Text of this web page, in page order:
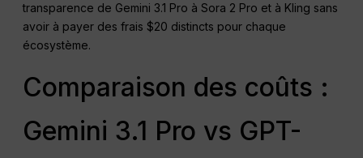
transparence de Gemini 3.1 Pro à Sora 2 Pro et à Kling sans
avoir à payer des frais $20 distincts pour chaque
écosystème.
Comparaison des coûts :
Gemini 3.1 Pro vs GPT-